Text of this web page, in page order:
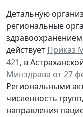
Детальную
региональные
действует Приказ
421, в
Минздрава от 27
Региональными
численность
направления